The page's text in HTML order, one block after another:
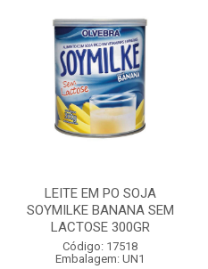
LEITE EM PO SOJA
SOYMILKE BANANA SEM
LACTOSE 300GR
Código: 17518
Embalagem: UN1